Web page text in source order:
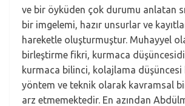
ve bir öyküden çok durumu anlatan
bir imgelemi, hazır unsurlar ve
hareketle oluşturmuştur. Muhayyel
birleştirme fikri, kurmaca
kurmaca bilinci, kolajlama düşüncesi
yöntem ve teknik olarak kavramsal
arz etmemektedir. En azından